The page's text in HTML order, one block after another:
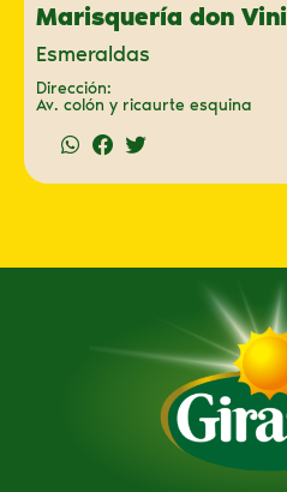
Marisquería don Vini
Esmeraldas
Dirección:
Av. colón y ricaurte esquina